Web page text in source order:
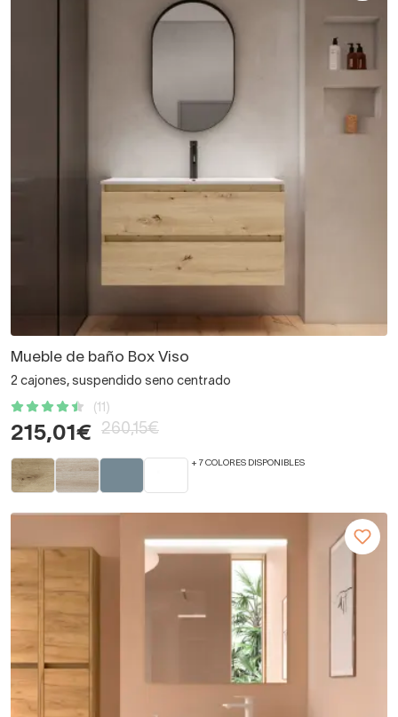
Mueble de baño Box Viso
2 cajones, suspendido seno centrado
(11)
215,01€ 260,15€
+ 7 COLORES DISPONIBLES